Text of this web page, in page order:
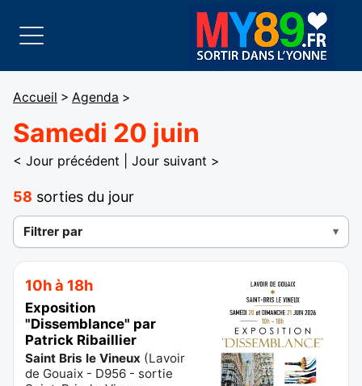
Accueil > Agenda >
Samedi 20 juin
< Jour précédent Jour suivant >
58 sorties du jour
Filtrer par
10h à 18h
Exposition
"Dissemblance" par
Patrick Ribaillier
Saint Bris le Vineux (Lavoir
de Gouaix - D956 - sortie